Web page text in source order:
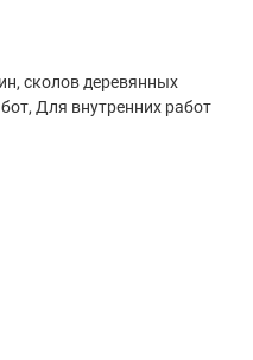
сколов деревянных
Для внутренних работ